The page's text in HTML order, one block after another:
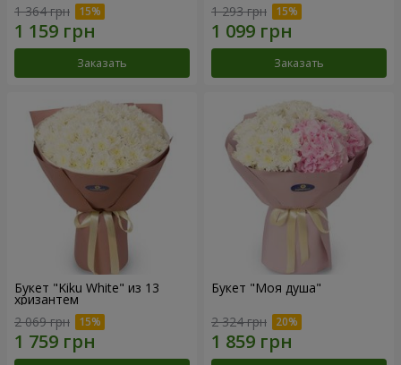
1 364 грн
Заказать
1 293 грн
Заказать
Букет "Kiku White" из 13
хризантем
2 069 грн
Букет "Моя душа"
2 324 грн